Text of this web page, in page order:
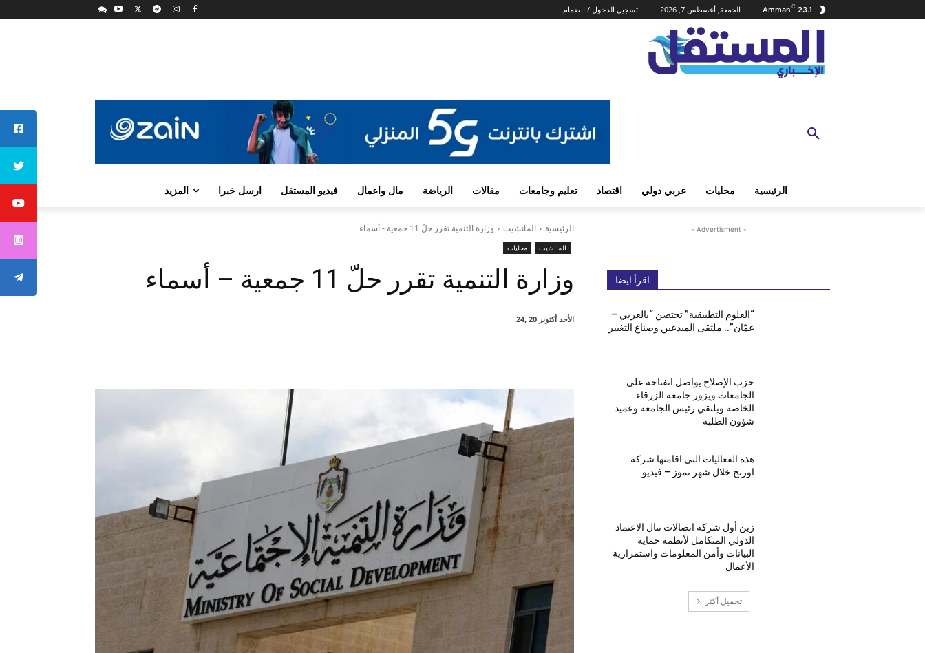
23.1
C
Amman الجمعة, أغسطس 7, 2026 تسجيل الدخول / انضمام
الرئيسية محليات عربي دولي اقتصاد تعليم وجامعات مقالات الرياضة مال واعمال فيديو المستقل ارسل خبرا المزيد
الرئيسية المانشيت وزارة التنمية تقرر حلّ 11 جمعية - أسماء
المانشيت محليات
وزارة التنمية تقرر حلّ 11 جمعية – أسماء
الأحد أكتوبر 20 ,24
- Advertisment -
اقرأ ايضا
“العلوم التطبيقية” تحتضن “بالعربي –
عمّان”.. ملتقى المبدعين وصناع التغيير
حزب الإصلاح يواصل انفتاحه على
الجامعات ويزور جامعة الزرقاء
الخاصة ويلتقي رئيس الجامعة وعميد
شؤون الطلبة
هذه الفعاليات التي اقامتها شركة
اورنج خلال شهر تموز – فيديو
زين أول شركة اتصالات تنال الاعتماد
الدولي المتكامل لأنظمة حماية
البيانات وأمن المعلومات واستمرارية
الأعمال
تحميل أكثر